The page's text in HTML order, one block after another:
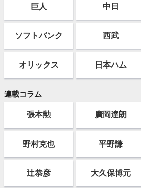
巨人 中日
ソフトバンク 西武
オリックス 日本ハム
連載コラム
張本勲 廣岡達朗
野村克也 平野謙
辻恭彦 大久保博元